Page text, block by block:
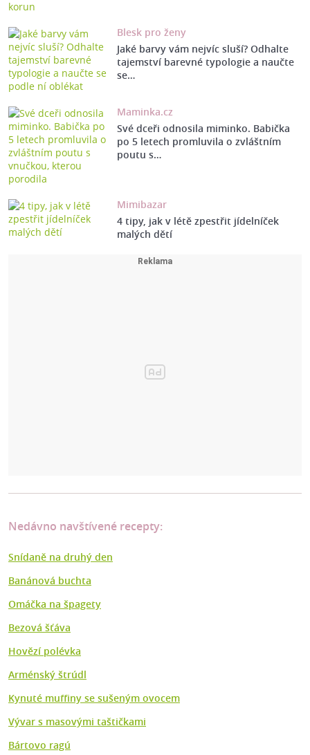
Blesk pro ženy
Jaké barvy vám nejvíc sluší? Odhalte
tajemství barevné typologie a naučte
se…
Maminka.cz
Své dceři odnosila miminko. Babička
po 5 letech promluvila o zvláštním
poutu s…
Mimibazar
4 tipy, jak v létě zpestřit jídelníček
malých dětí
Nedávno navštívené recepty:
Snídaně na druhý den
Banánová buchta
Omáčka na špagety
Bezová šťáva
Hovězí polévka
Arménský štrúdl
Kynuté muffiny se sušeným ovocem
Vývar s masovými taštičkami
Bártovo ragú